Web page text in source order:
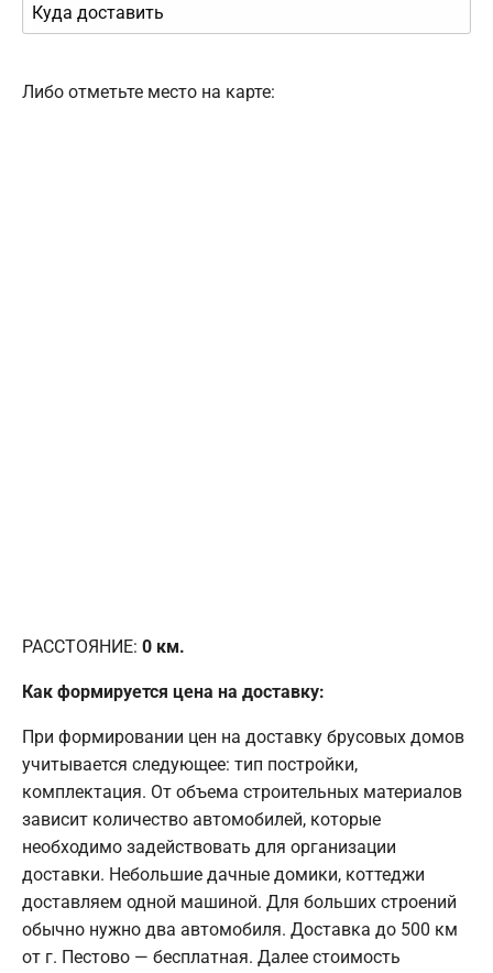
Либо отметьте место на карте:
РАССТОЯНИЕ: 0 км.
Как формируется цена на доставку:
При формировании цен на доставку брусовых домов
учитывается следующее: тип постройки,
комплектация. От объема строительных материалов
зависит количество автомобилей, которые
необходимо задействовать для организации
доставки. Небольшие дачные домики, коттеджи
доставляем одной машиной. Для больших строений
обычно нужно два автомобиля. Доставка до 500 км
от г. Пестово — бесплатная. Далее стоимость